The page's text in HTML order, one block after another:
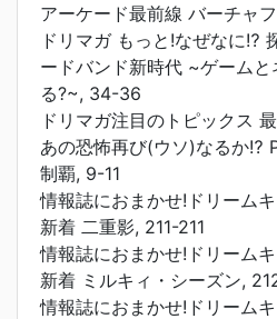
アーケード最前線 バーチャ
ドリマガ もっと!なぜなに⁉
ードバンド新時代 ~ゲーム
る?~, 34-36
ドリマガ注目のトピックス
あの恐怖再び(ウソ)なるか⁉
制覇, 9-11
情報誌におまかせ!ドリーム
新着 二重影, 211-211
情報誌におまかせ!ドリーム
新着 ミルキィ・シーズン,
情報誌におまかせ!ドリーム